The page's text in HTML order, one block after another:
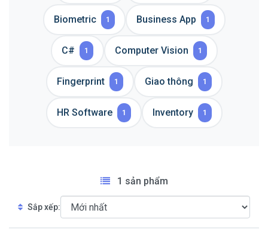
Biometric 1 Business App 1
C# 1 Computer Vision 1
Fingerprint 1 Giao thông 1
HR Software 1 Inventory 1
1 sản phẩm
Sắp xếp: